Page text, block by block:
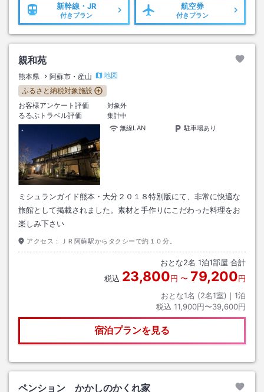
新幹線・JR
付きプラン
航空券
付きプラン
親和苑
熊本県 阿蘇市・産山
地図
ふるさと納税対象施設
お客様アンケート評価
対象外
るるぶトラベル評価
集計中
無線LAN
駐車場あり
ミシュランガイド熊本・大分２０１８特別版にて、非常に快適な
旅館として掲載されました。素材と手作りにこだわった料理をお
楽しみ下さい
アクセス： ＪＲ阿蘇駅からタクシーで約１０分。
おとな2名 1泊1部屋 合計
税込 23,800円 〜 79,200円
おとな1名 (2名1室)｜ 1泊
税込 11,900円〜39,600円
宿泊プランを見る
ペンション かかしのかくれ家